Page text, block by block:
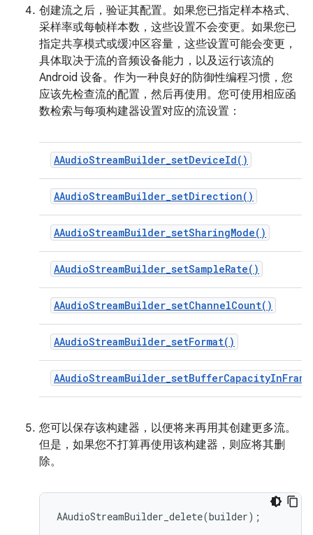
创建流之后，验证其配置。如果您已指定样本格式、
采样率或每帧样本数，这些设置不会变更。如果您已
指定共享模式或缓冲区容量，这些设置可能会变更，
具体取决于流的音频设备能力，以及运行该流的
Android 设备。作为一种良好的防御性编程习惯，您
应该先检查流的配置，然后再使用。您可使用相应函
数检索与每项构建器设置对应的流设置：
AAudioStreamBuilder_setDeviceId()
AAudioStreamBuilder_setDirection()
AAudioStreamBuilder_setSharingMode()
AAudioStreamBuilder_setSampleRate()
AAudioStreamBuilder_setChannelCount()
AAudioStreamBuilder_setFormat()
您可以保存该构建器，以便将来再用其创建更多流。
但是，如果您不打算再使用该构建器，则应将其删
除。